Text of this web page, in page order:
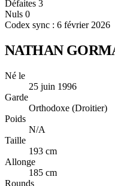
Défaites 3
Nuls 0
Codex sync : 6 février 2026
NATHAN
Né le
25 juin 1996
Garde
Orthodoxe (Droitier)
Poids
N/A
Taille
193 cm
Allonge
185 cm
Rounds